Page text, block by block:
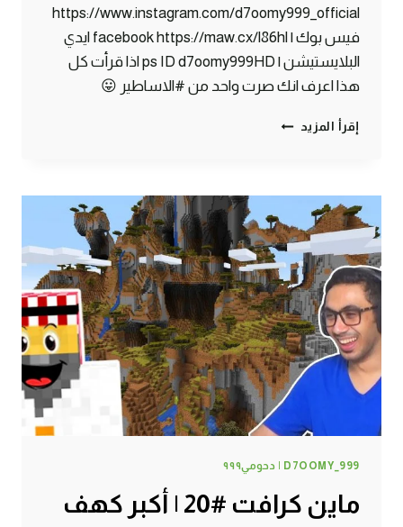
https://www.instagram.com/d7oomy999_official
فيس بوك | facebook https://maw.cx/l86hl ايدي
البلايستيشن | ps ID d7oomy999HD اذا قرأت كل
هذا اعرف انك صرت واحد من #الاساطير 😛
إقرأ المزيد ماين
هذا
كنت
احتاجة
!
D7OOMY_999 | دحومي٩٩٩
ماين كرافت #20 | أكبر كهف